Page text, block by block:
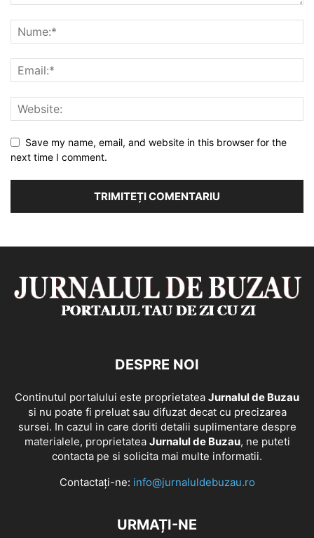
Save my name, email, and website in this browser for the
next time I comment.
DESPRE NOI
Continutul portalului este proprietatea Jurnalul de Buzau
si nu poate fi preluat sau difuzat decat cu precizarea
sursei. In cazul in care doriti detalii suplimentare despre
materialele, proprietatea Jurnalul de Buzau, ne puteti
contacta pe si solicita mai multe informatii.
Contactați-ne: info@jurnaluldebuzau.ro
URMAȚI-NE